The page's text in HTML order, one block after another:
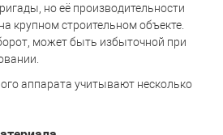
но её производительности
крупном строительном объекте.
может быть избыточной при
аппарата учитывают несколько